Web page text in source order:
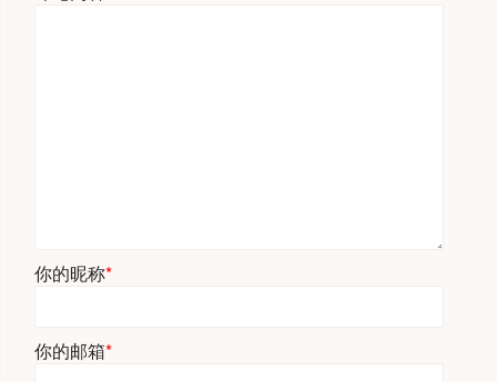
你的昵称*
你的邮箱*